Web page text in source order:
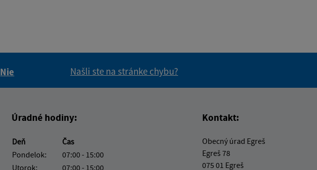
Nie
Našli ste na stránke chybu?
Úradné hodiny:
Deň
Čas
Pondelok:
07:00 - 15:00
Utorok:
07:00 - 15:00
Kontakt:
Obecný úrad Egreš
Egreš 78
075 01 Egreš